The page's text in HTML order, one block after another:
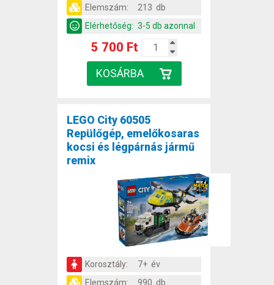
Elemszám:
213 db
Elérhetőség: 3-5 db azonnal
5 700 Ft
LEGO City 60505
Repülőgép, emelőkosaras
kocsi és légpárnás jármű
remix
Korosztály:
7+ év
Elemszám:
990 db